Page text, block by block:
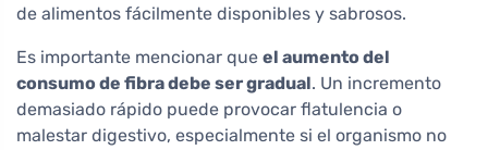
de alimentos fácilmente disponibles y sabrosos.
Es importante mencionar que el aumento del
consumo de fibra debe ser gradual. Un incremento
demasiado rápido puede provocar flatulencia o
malestar digestivo, especialmente si el organismo no